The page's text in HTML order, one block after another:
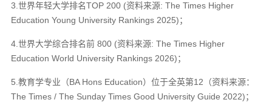
3.世界年轻大学排名TOP 200 (资料来源: The Times Higher
Education Young University Rankings 2025)；
4.世界大学综合排名前 800 (资料来源: The Times Higher
Education World University Rankings 2026)；
5.教育学专业（BA Hons Education）位于全英第12（资料来源：
The Times / The Sunday Times Good University Guide 2022)；